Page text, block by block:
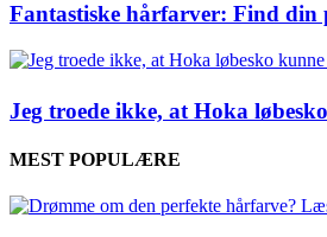
Fantastiske hårfarver: Find din
Jeg troede ikke, at Hoka
MEST POPULÆRE